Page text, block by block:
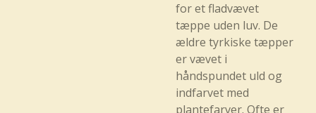
for et fladvævet
tæppe uden luv. De
ældre tyrkiske tæpper
er vævet i
håndspundet uld og
indfarvet med
plantefarver. Ofte er